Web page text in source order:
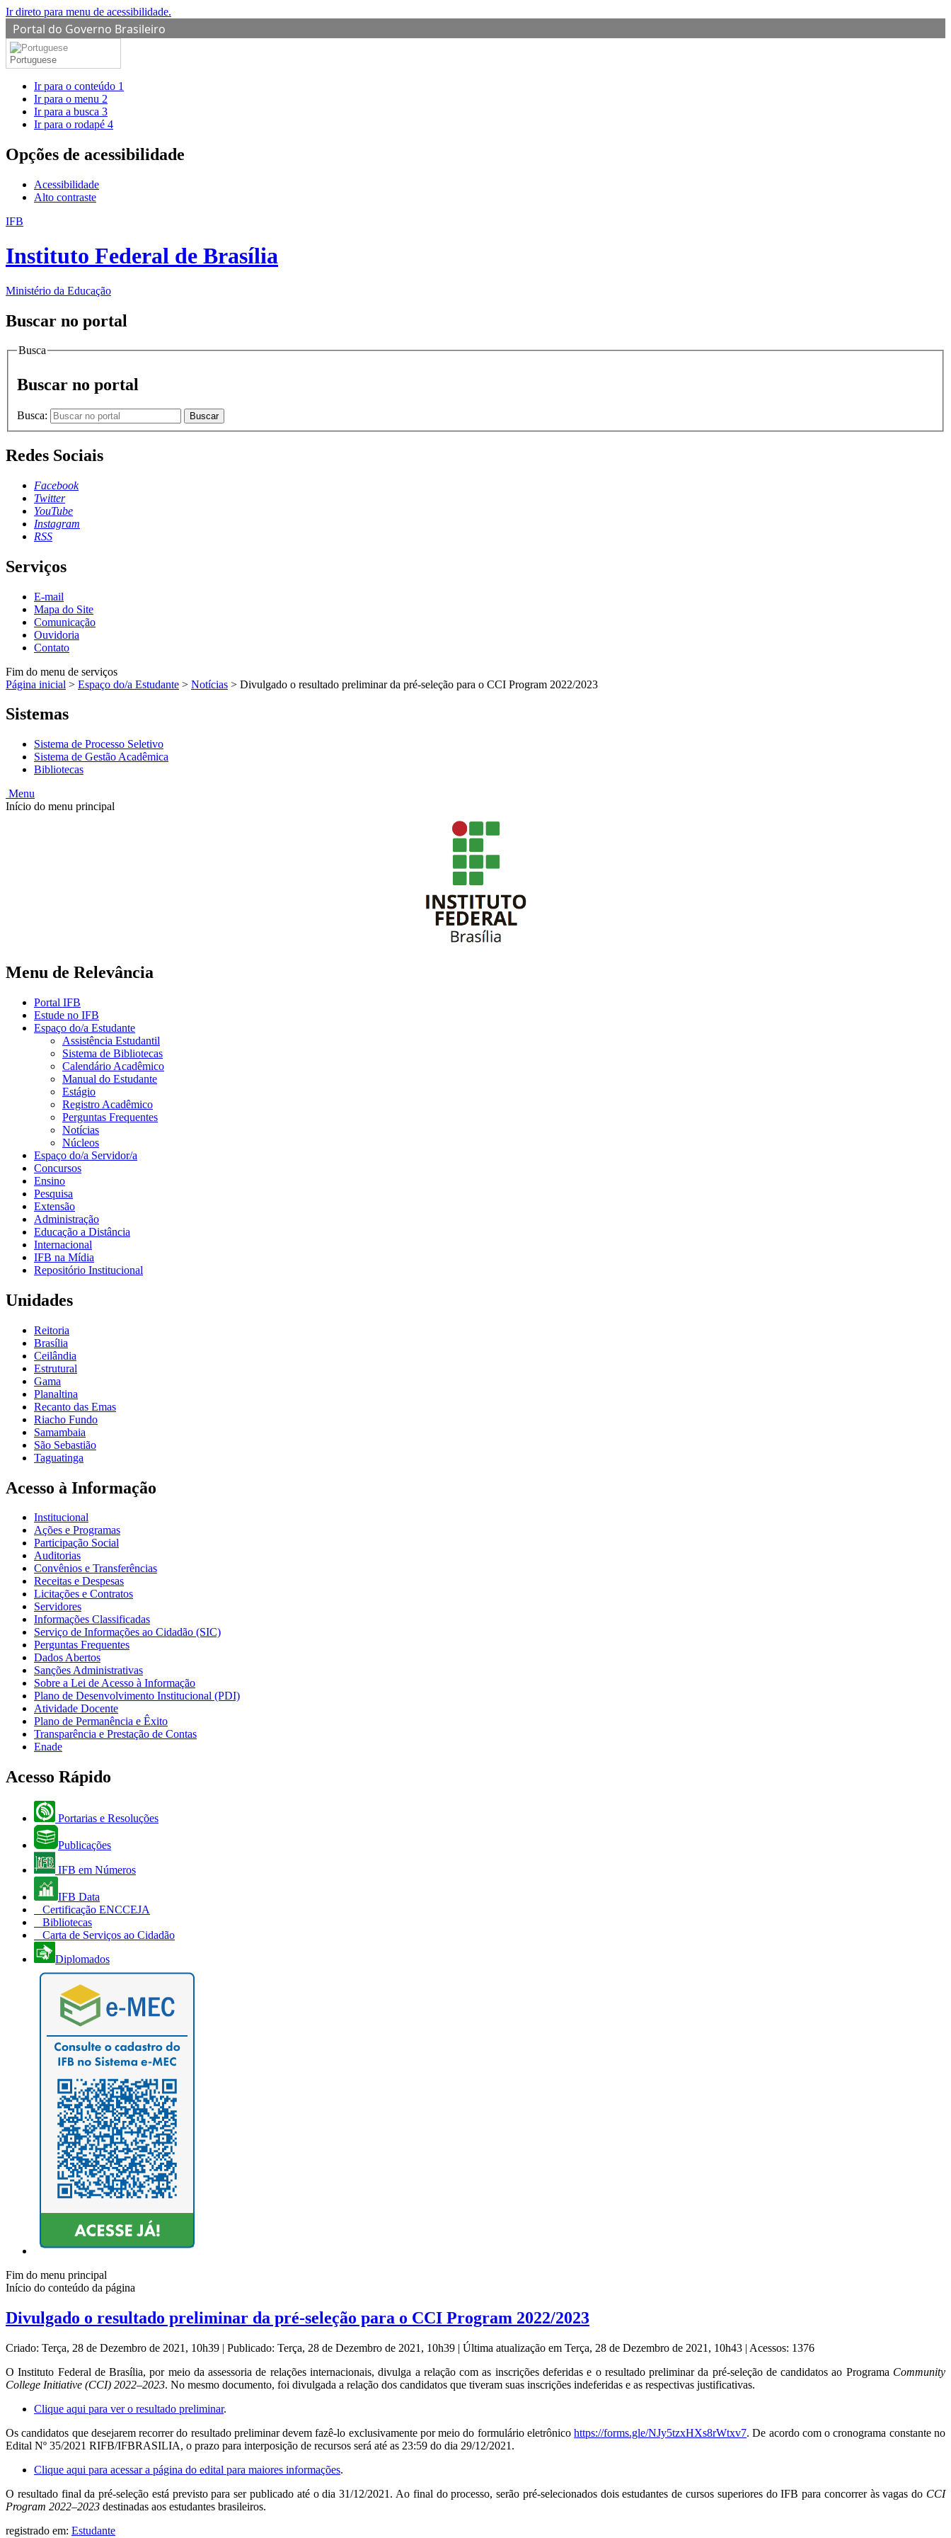
Ir direto para menu de acessibilidade.
Portal do Governo Brasileiro
Portuguese
Ir para o conteúdo 1
Ir para o menu 2
Ir para a busca 3
Ir para o rodapé 4
Opções de acessibilidade
Acessibilidade
Alto contraste
IFB
Instituto Federal de Brasília
Ministério da Educação
Buscar no portal
Busca
Buscar no portal
Busca: Buscar
Redes Sociais
Facebook
Twitter
YouTube
Instagram
RSS
Serviços
E-mail
Mapa do Site
Comunicação
Ouvidoria
Contato
Fim do menu de serviços
Página inicial > Espaço do/a Estudante > Notícias > Divulgado o resultado preliminar da pré-seleção para o CCI Program 2022/2023
Sistemas
Sistema de Processo Seletivo
Sistema de Gestão Acadêmica
Bibliotecas
Menu
Início do menu principal
Menu de Relevância
Portal IFB
Estude no IFB
Espaço do/a Estudante
Assistência Estudantil
Sistema de Bibliotecas
Calendário Acadêmico
Manual do Estudante
Estágio
Registro Acadêmico
Perguntas Frequentes
Notícias
Núcleos
Espaço do/a Servidor/a
Concursos
Ensino
Pesquisa
Extensão
Administração
Educação a Distância
Internacional
IFB na Mídia
Repositório Institucional
Unidades
Reitoria
Brasília
Ceilândia
Estrutural
Gama
Planaltina
Recanto das Emas
Riacho Fundo
Samambaia
São Sebastião
Taguatinga
Acesso à Informação
Institucional
Ações e Programas
Participação Social
Auditorias
Convênios e Transferências
Receitas e Despesas
Licitações e Contratos
Servidores
Informações Classificadas
Serviço de Informações ao Cidadão (SIC)
Perguntas Frequentes
Dados Abertos
Sanções Administrativas
Sobre a Lei de Acesso à Informação
Plano de Desenvolvimento Institucional (PDI)
Atividade Docente
Plano de Permanência e Êxito
Transparência e Prestação de Contas
Enade
Acesso Rápido
Portarias e Resoluções
Publicações
IFB em Números
IFB Data
Certificação ENCCEJA
Bibliotecas
Carta de Serviços ao Cidadão
Diplomados
Fim do menu principal
Início do conteúdo da página
Divulgado o resultado preliminar da pré-seleção para o CCI Program 2022/2023
Criado: Terça, 28 de Dezembro de 2021, 10h39 | Publicado: Terça, 28 de Dezembro de 2021, 10h39 | Última atualização em Terça, 28 de Dezembro de 2021, 10h43 | Acessos: 1376
O Instituto Federal de Brasília, por meio da assessoria de relações internacionais, divulga a relação com as inscrições deferidas e o resultado preliminar da pré-seleção de candidatos ao Programa Community
College Initiative (CCI) 2022–2023. No mesmo documento, foi divulgada a relação dos candidatos que tiveram suas inscrições indeferidas e as respectivas justificativas.
Clique aqui para ver o resultado preliminar.
Os candidatos que desejarem recorrer do resultado preliminar devem fazê-lo exclusivamente por meio do formulário eletrônicohttps://forms.gle/NJy5tzxHXs8rWtxv7. De acordo com o cronograma constante no
Edital Nº 35/2021 RIFB/IFBRASILIA, o prazo para interposição de recursos será até as 23:59 do dia 29/12/2021.
Clique aqui para acessar a página do edital para maiores informações.
O resultado final da pré-seleção está previsto para ser publicado até o dia 31/12/2021. Ao final do processo, serão pré-selecionados dois estudantes de cursos superiores do IFB para concorrer às vagas do CCI
Program 2022–2023 destinadas aos estudantes brasileiros.
registrado em: Estudante